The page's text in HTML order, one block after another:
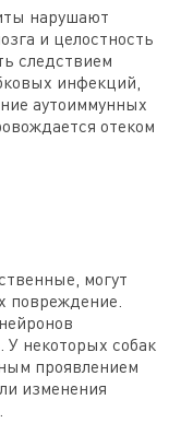
нарушают
и целостность
следствием
инфекций,
аутоиммунных
отеком
могут
повреждение.
некоторых собак
проявлением
изменения